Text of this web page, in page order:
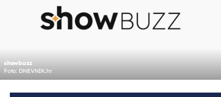
showbuzz
Foto: DNEVNIK.hr